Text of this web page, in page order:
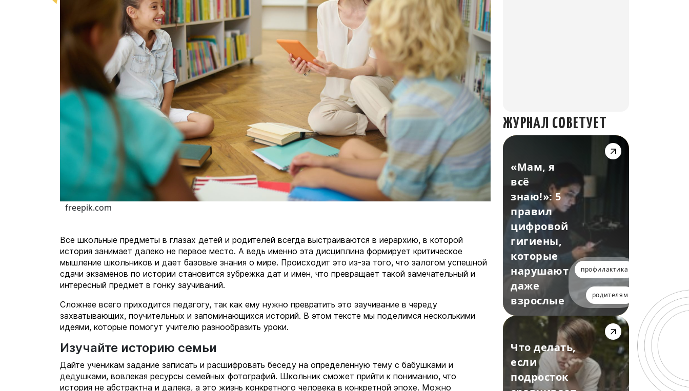
freepik.com
Все школьные предметы в глазах детей и родителей всегда выстраиваются в иерархию, в которой
история занимает далеко не первое место. А ведь именно эта дисциплина формирует критическое
мышление школьников и дает базовые знания о мире. Происходит это из-за того, что залогом успешной
сдачи экзаменов по истории становится зубрежка дат и имен, что превращает такой замечательный и
интересный предмет в гонку заучиваний.
Сложнее всего приходится педагогу, так как ему нужно превратить это заучивание в череду
захватывающих, поучительных и запоминающихся историй. В этом тексте мы поделимся несколькими
идеями, которые помогут учителю разнообразить уроки.
Изучайте историю семьи
Дайте ученикам задание записать и расшифровать беседу на определенную тему с бабушками и
дедушками, вовлекая ресурсы семейных фотографий. Школьник сможет прийти к пониманию, что
история не абстрактна и далека, а это жизнь конкретного человека в конкретной эпохе. Можно
ЖУРНАЛ СОВЕТУЕТ
«Мам, я
всё
знаю!»: 5
правил
цифровой
гигиены,
которые
нарушают
даже
взрослые
профилактика
родителям
Что делать,
если
подросток